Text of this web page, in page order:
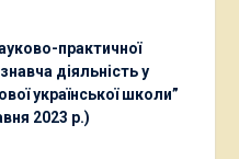
практичної
діяльність у
української школи”
2023 р.)